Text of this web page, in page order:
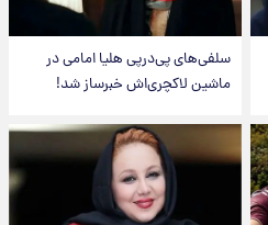
سلفی‌های پی‌درپی هلیا امامی در
ماشین لاکچری‌اش خبرساز شد!